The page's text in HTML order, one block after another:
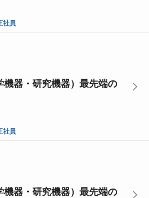
社員
機器・研究機器）最先端の
社員
機器・研究機器）最先端の